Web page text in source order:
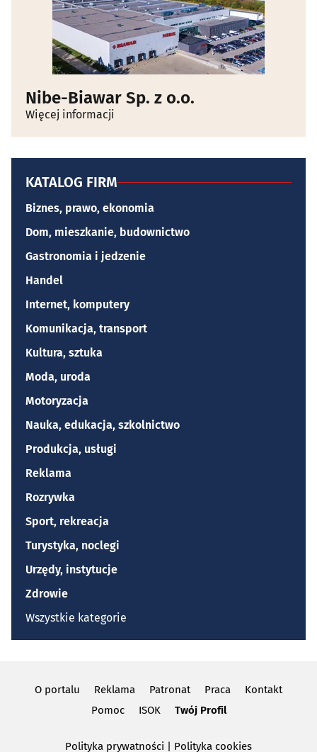
Nibe-Biawar Sp. z o.o.
Więcej informacji
KATALOG FIRM
Biznes, prawo, ekonomia
Dom, mieszkanie, budownictwo
Gastronomia i jedzenie
Handel
Internet, komputery
Komunikacja, transport
Kultura, sztuka
Moda, uroda
Motoryzacja
Nauka, edukacja, szkolnictwo
Produkcja, usługi
Reklama
Rozrywka
Sport, rekreacja
Turystyka, noclegi
Urzędy, instytucje
Zdrowie
Wszystkie kategorie
O portalu Reklama Patronat Praca
Kontakt
Pomoc
ISOK Twój Profil
Polityka prywatności Polityka cookies